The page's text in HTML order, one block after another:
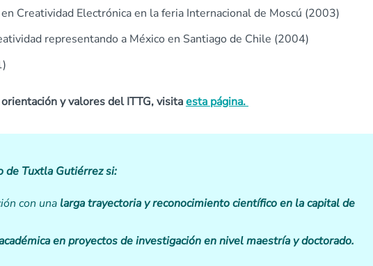
Creatividad Electrónica en la feria Internacional de Moscú (2003)
representando a México en Santiago de Chile (2004)
y valores del ITTG, visitaesta página.
de Tuxtla Gutiérrez si:
con una larga trayectoria y reconocimiento científico en la capital de
en proyectos de investigación en nivel maestría y doctorado.